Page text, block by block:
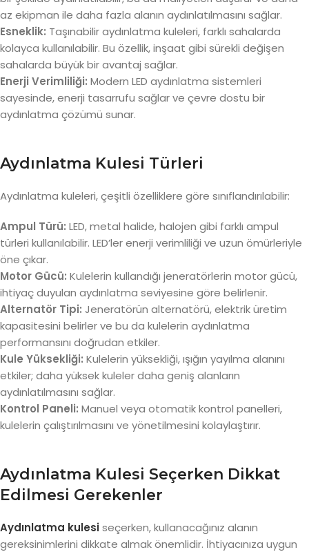
az ekipman ile daha fazla alanın aydınlatılmasını sağlar.
Esneklik: Taşınabilir aydınlatma kuleleri, farklı sahalarda
kolayca kullanılabilir. Bu özellik, inşaat gibi sürekli değişen
sahalarda büyük bir avantaj sağlar.
Enerji Verimliliği: Modern LED aydınlatma sistemleri
sayesinde, enerji tasarrufu sağlar ve çevre dostu bir
aydınlatma çözümü sunar.
Aydınlatma Kulesi Türleri
Aydınlatma kuleleri, çeşitli özelliklere göre sınıflandırılabilir:
Ampul Türü: LED, metal halide, halojen gibi farklı ampul
türleri kullanılabilir. LED’ler enerji verimliliği ve uzun ömürleriyle
öne çıkar.
Motor Gücü: Kulelerin kullandığı jeneratörlerin motor gücü,
ihtiyaç duyulan aydınlatma seviyesine göre belirlenir.
Alternatör Tipi: Jeneratörün alternatörü, elektrik üretim
kapasitesini belirler ve bu da kulelerin aydınlatma
performansını doğrudan etkiler.
Kule Yüksekliği: Kulelerin yüksekliği, ışığın yayılma alanını
etkiler; daha yüksek kuleler daha geniş alanların
aydınlatılmasını sağlar.
Kontrol Paneli: Manuel veya otomatik kontrol panelleri,
kulelerin çalıştırılmasını ve yönetilmesini kolaylaştırır.
Aydınlatma Kulesi Seçerken Dikkat
Edilmesi Gerekenler
Aydınlatma kulesiseçerken, kullanacağınız alanın
gereksinimlerini dikkate almak önemlidir. İhtiyacınıza uygun